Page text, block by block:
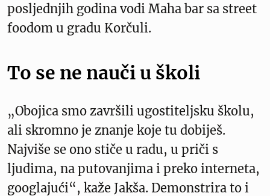
posljednjih godina vodi Maha bar sa street
foodom u gradu Korčuli.
To se ne nauči u školi
„Obojica smo završili ugostiteljsku školu,
ali skromno je znanje koje tu dobiješ.
Najviše se ono stiče u radu, u priči s
ljudima, na putovanjima i preko interneta,
googlajući“, kaže Jakša. Demonstrira to i